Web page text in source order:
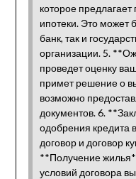
которое
ипотеки. Это может
банк, так и
организации. 5.
проведет оценку
примет решение о
возможно
документов. 6.
одобрения кредита
договор и договор
**Получение
условий договора